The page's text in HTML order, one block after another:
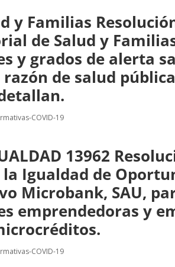
y Familias
de Salud y
y grados de alerta
de salud
COVID-19
13962
Igualdad de
Microbank, SAU,
emprendedoras y
COVID-19